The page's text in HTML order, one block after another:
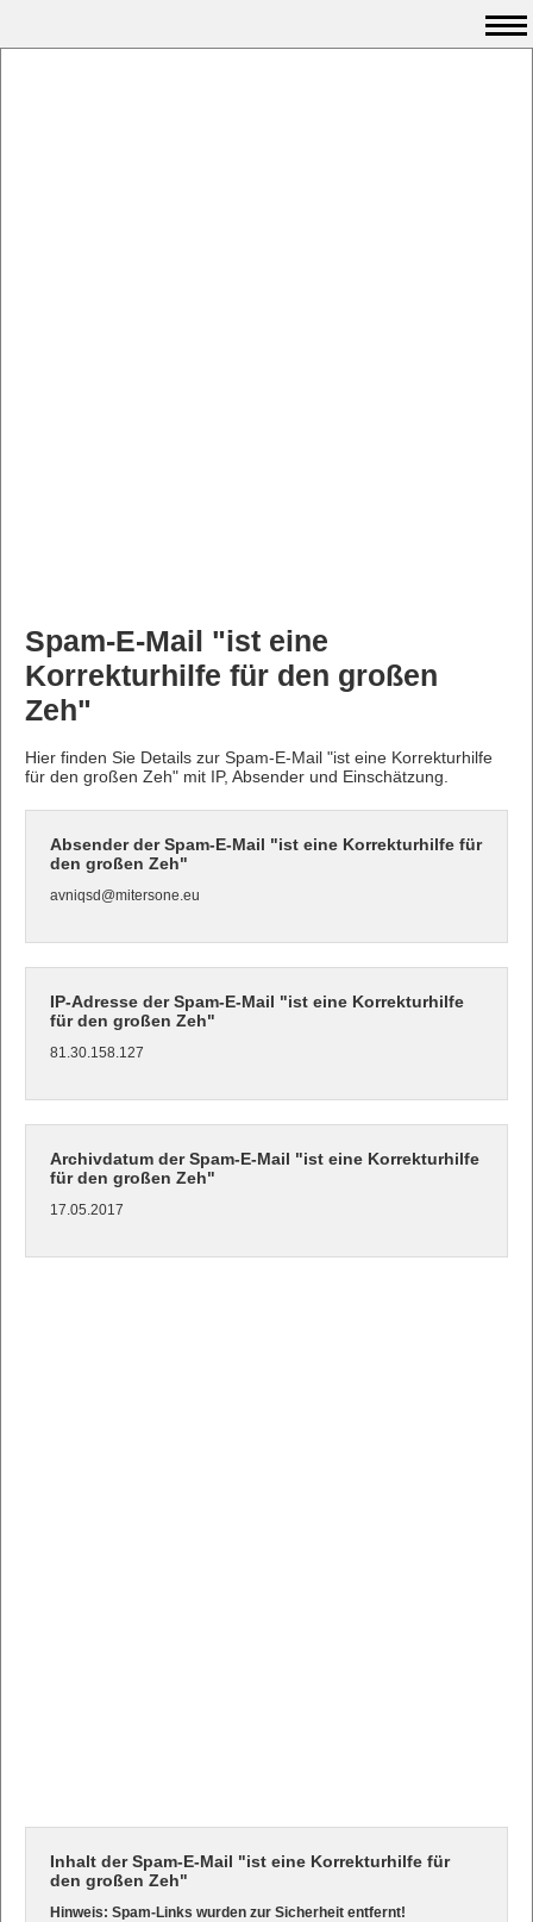
Spam-E-Mail "ist eine
Korrekturhilfe für den großen
Zeh"
Hier finden Sie Details zur Spam-E-Mail "ist eine Korrekturhilfe
für den großen Zeh" mit IP, Absender und Einschätzung.
Absender der Spam-E-Mail "ist eine Korrekturhilfe für
den großen Zeh"
avniqsd@mitersone.eu
IP-Adresse der Spam-E-Mail "ist eine Korrekturhilfe
für den großen Zeh"
81.30.158.127
Archivdatum der Spam-E-Mail "ist eine Korrekturhilfe
für den großen Zeh"
17.05.2017
Inhalt der Spam-E-Mail "ist eine Korrekturhilfe für
den großen Zeh"
Hinweis: Spam-Links wurden zur Sicherheit entfernt!